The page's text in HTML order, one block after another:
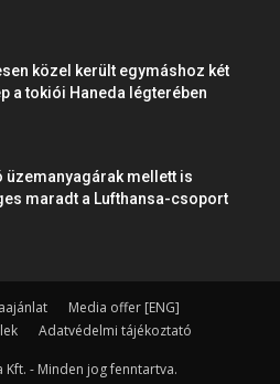
közel került egymáshoz két
a tokiói Haneda légterében
üzemanyagárak mellett is
maradt a Lufthansa-csoport
Media offer [ENG]
Adatvédelmi tájékoztató
- Minden jog fenntartva.